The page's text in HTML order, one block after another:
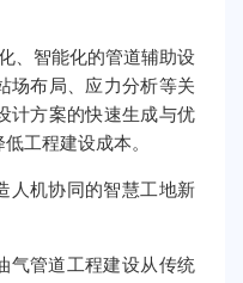
、智能化的管道辅助设
场布局、应力分析等关
计方案的快速生成与优
工程建设成本。
人机协同的智慧工地新
气管道工程建设从传统